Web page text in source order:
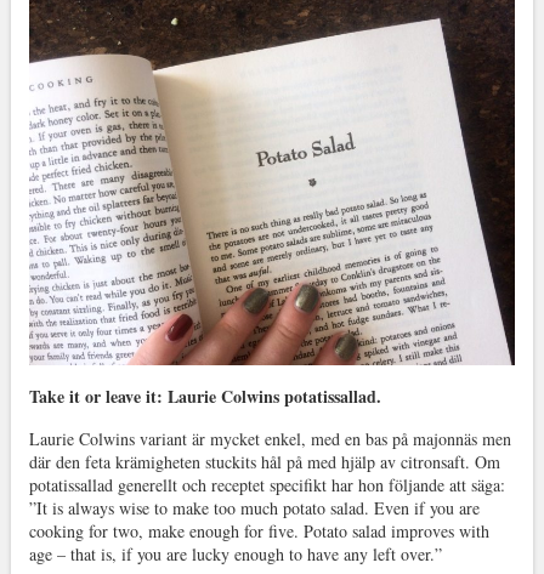
Take it or leave it: Laurie Colwins potatissallad.
Laurie Colwins variant är mycket enkel, med en bas på majonnäs men
där den feta krämigheten stuckits hål på med hjälp av citronsaft. Om
potatissallad generellt och receptet specifikt har hon följande att säga:
”It is always wise to make too much potato salad. Even if you are
cooking for two, make enough for five. Potato salad improves with
age – that is, if you are lucky enough to have any left over.”